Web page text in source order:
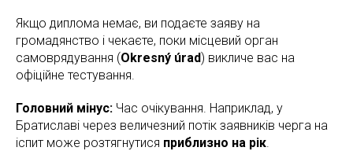
Якщо диплома немає, ви подаєте заяву на
громадянство і чекаєте, поки місцевий орган
самоврядування (Okresný úrad) викличе вас на
офіційне тестування.
Головний мінус: Час очікування. Наприклад, у
Братиславі через величезний потік заявників черга на
іспит може розтягнутися приблизно на рік.